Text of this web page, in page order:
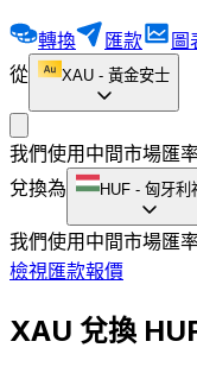
轉換 匯款 圖
從
XAU - 黃金安士
我們使用中間市場匯
兌換為
HUF - 匈牙利
我們使用中間市場匯
檢視匯款報價
XAU 兌換